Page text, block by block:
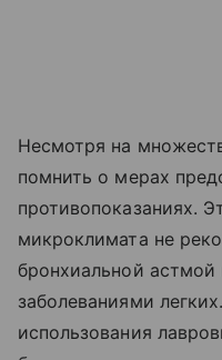
Несмотря на
помнить о мерах
противопоказаниях.
микроклимата не
бронхиальной
заболеваниями
использования